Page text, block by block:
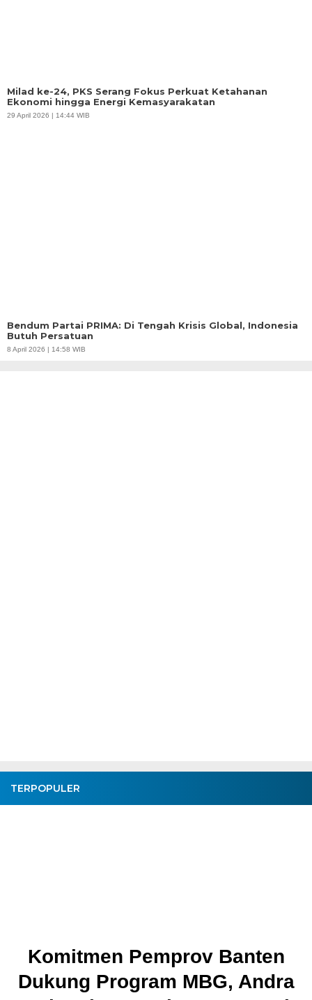
Milad ke-24, PKS Serang Fokus Perkuat Ketahanan
Ekonomi hingga Energi Kemasyarakatan
29 April 2026 | 14:44 WIB
Bendum Partai PRIMA: Di Tengah Krisis Global, Indonesia
Butuh Persatuan
8 April 2026 | 14:58 WIB
TERPOPULER
Komitmen Pemprov Banten
Dukung Program MBG, Andra